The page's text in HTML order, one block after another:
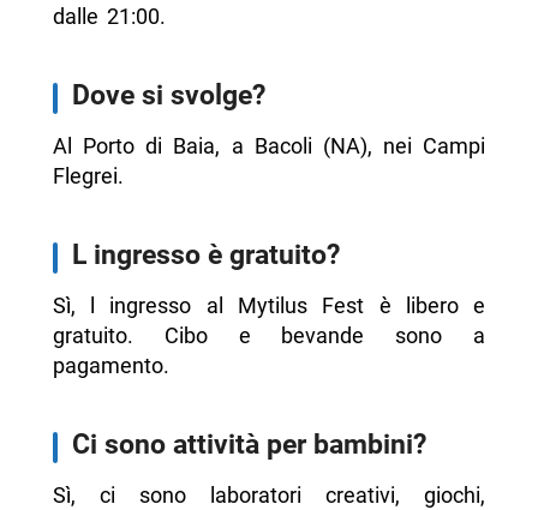
dalle 21:00.
Dove si svolge?
Al Porto di Baia, a Bacoli (NA), nei Campi
Flegrei.
L ingresso è gratuito?
Sì, l ingresso al Mytilus Fest è libero e
gratuito. Cibo e bevande sono a
pagamento.
Ci sono attività per bambini?
Sì, ci sono laboratori creativi, giochi,